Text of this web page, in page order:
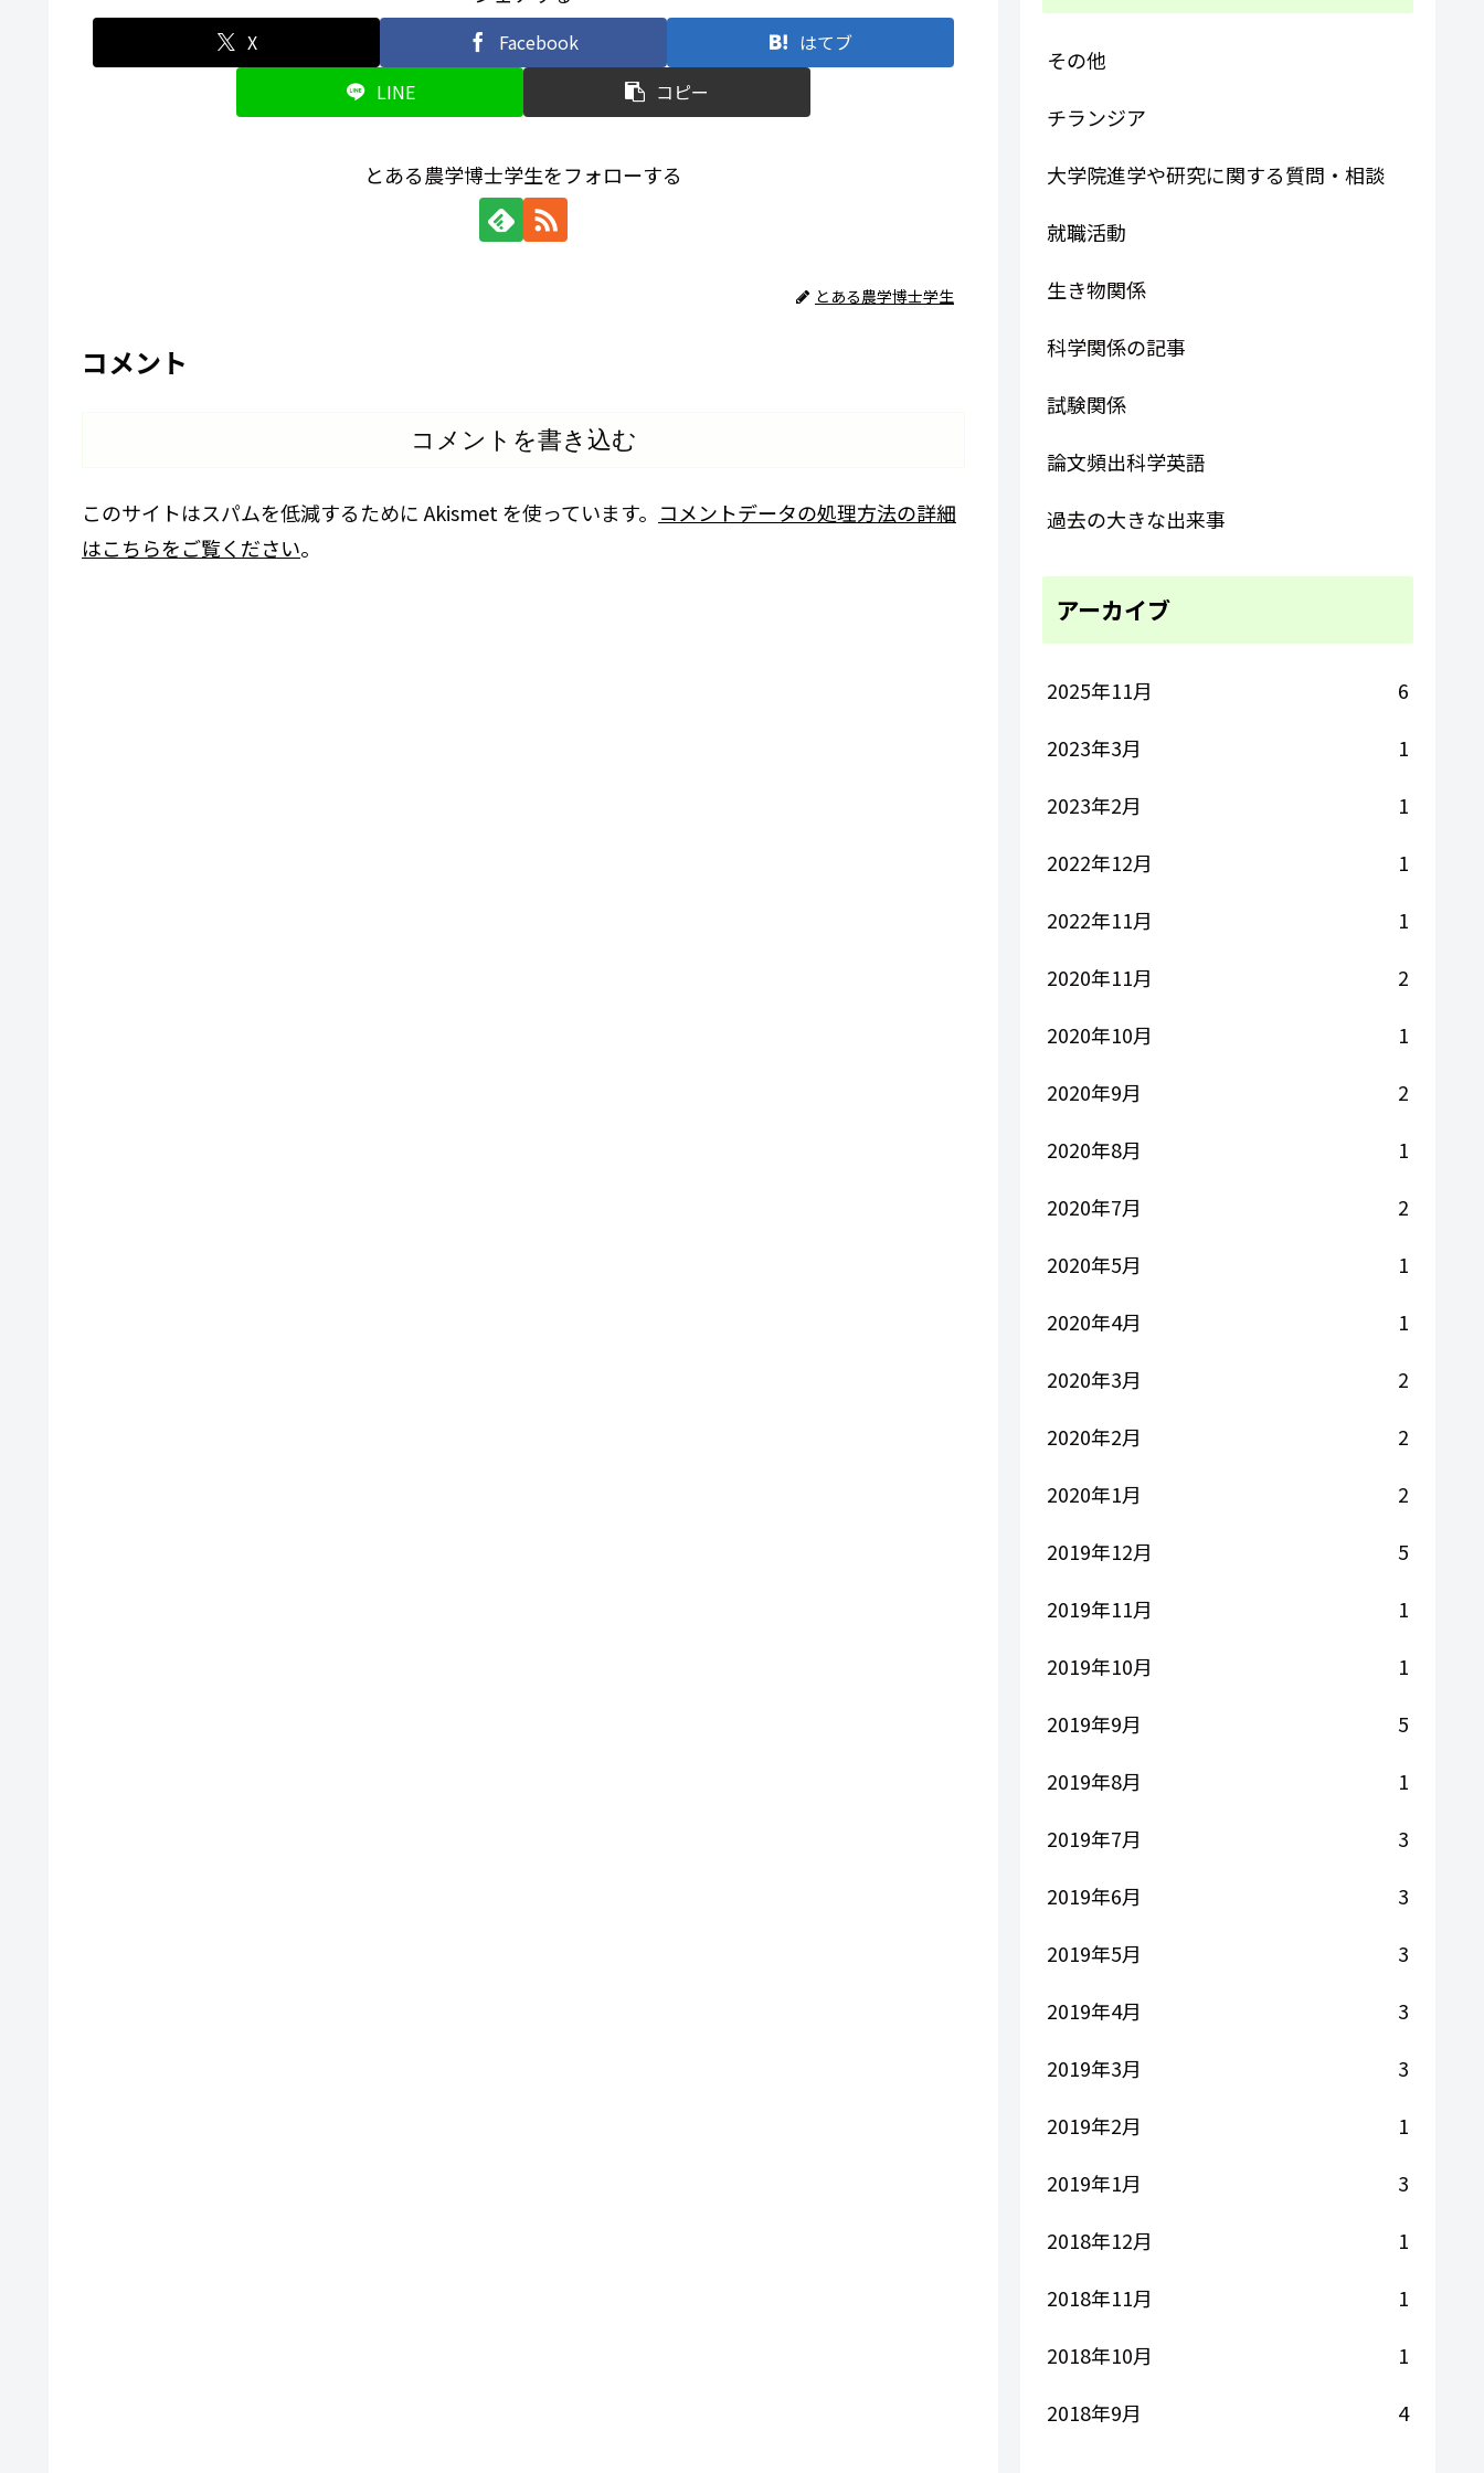
X Facebook
はてブ
LINE
コピー
とある農学博士学生をフォローする
とある農学博士学生
コメント
コメントを書き込む
このサイトはスパムを低減するために Akismet を使っています。 コメントデータの処理方法の詳細
はこちらをご覧ください。
その他
チランジア
大学院進学や研究に関する質問・相談
就職活動
生き物関係
科学関係の記事
試験関係
論文頻出科学英語
過去の大きな出来事
アーカイブ
2025年11月
6
2023年3月
1
2023年2月
1
2022年12月
1
2022年11月
1
2020年11月
2
2020年10月
1
2020年9月
2
2020年8月
1
2020年7月
2
2020年5月
1
2020年4月
1
2020年3月
2
2020年2月
2
2020年1月
2
2019年12月
5
2019年11月
1
2019年10月
1
2019年9月
5
2019年8月
1
2019年7月
3
2019年6月
3
2019年5月
3
2019年4月
3
2019年3月
3
2019年2月
1
2019年1月
3
2018年12月
1
2018年11月
1
2018年10月
1
2018年9月
4